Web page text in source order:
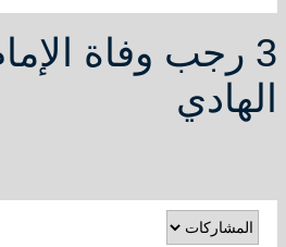
3 رجب وفاة
الهادي